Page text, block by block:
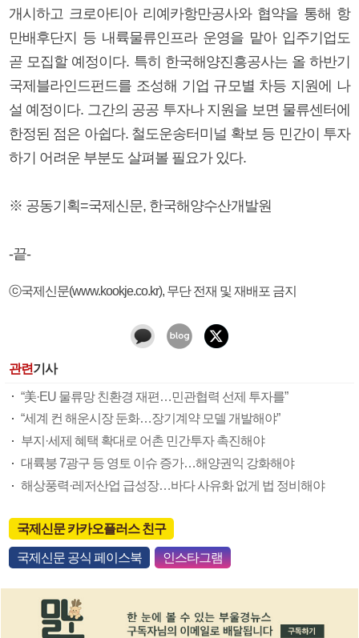
개시하고 크로아티아 리예카항만공사와 협약을 통해 항
만배후단지 등 내륙물류인프라 운영을 맡아 입주기업도
곧 모집할 예정이다. 특히 한국해양진흥공사는 올 하반기
국제블라인드펀드를 조성해 기업 규모별 차등 지원에 나
설 예정이다. 그간의 공공 투자나 지원을 보면 물류센터에
한정된 점은 아쉽다. 철도운송터미널 확보 등 민간이 투자
하기 어려운 부분도 살펴볼 필요가 있다.
※ 공동기획=국제신문, 한국해양수산개발원
-끝-
ⓒ국제신문(www.kookje.co.kr), 무단 전재 및 재배포 금지
관련기사
“美·EU 물류망 친환경 재편…민관협력 선제 투자를”
“세계 컨 해운시장 둔화…장기계약 모델 개발해야”
부지·세제 혜택 확대로 어촌 민간투자 촉진해야
대륙붕 7광구 등 영토 이슈 증가…해양권익 강화해야
해상풍력·레저산업 급성장…바다 사유화 없게 법 정비해야
국제신문 카카오플러스 친구
국제신문 공식 페이스북 인스타그램